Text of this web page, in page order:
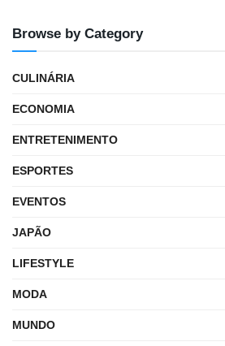
Browse by Category
CULINÁRIA
ECONOMIA
ENTRETENIMENTO
ESPORTES
EVENTOS
JAPÃO
LIFESTYLE
MODA
MUNDO